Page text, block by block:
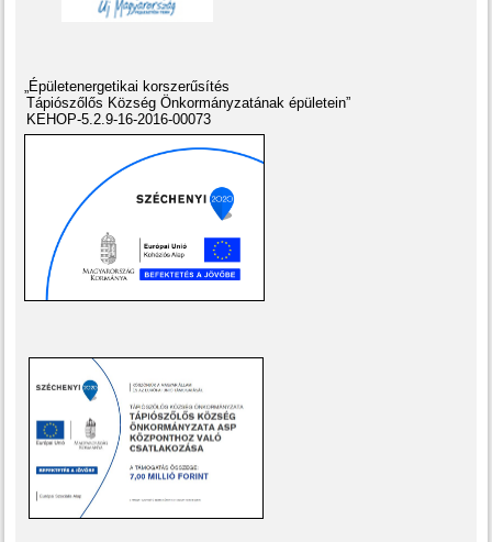
„Épületenergetikai korszerűsítés
Tápiószőlős Község Önkormányzatának épületein”
KEHOP-5.2.9-16-2016-00073